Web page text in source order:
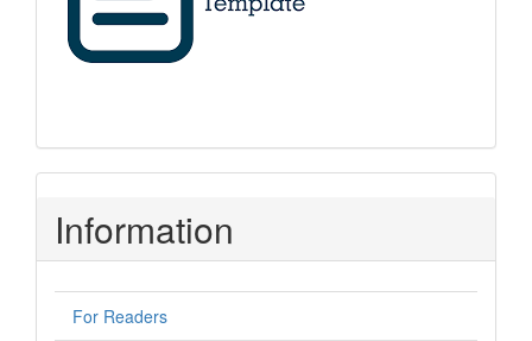
Information
For Readers